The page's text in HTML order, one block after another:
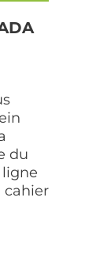
du
ligne
cahier